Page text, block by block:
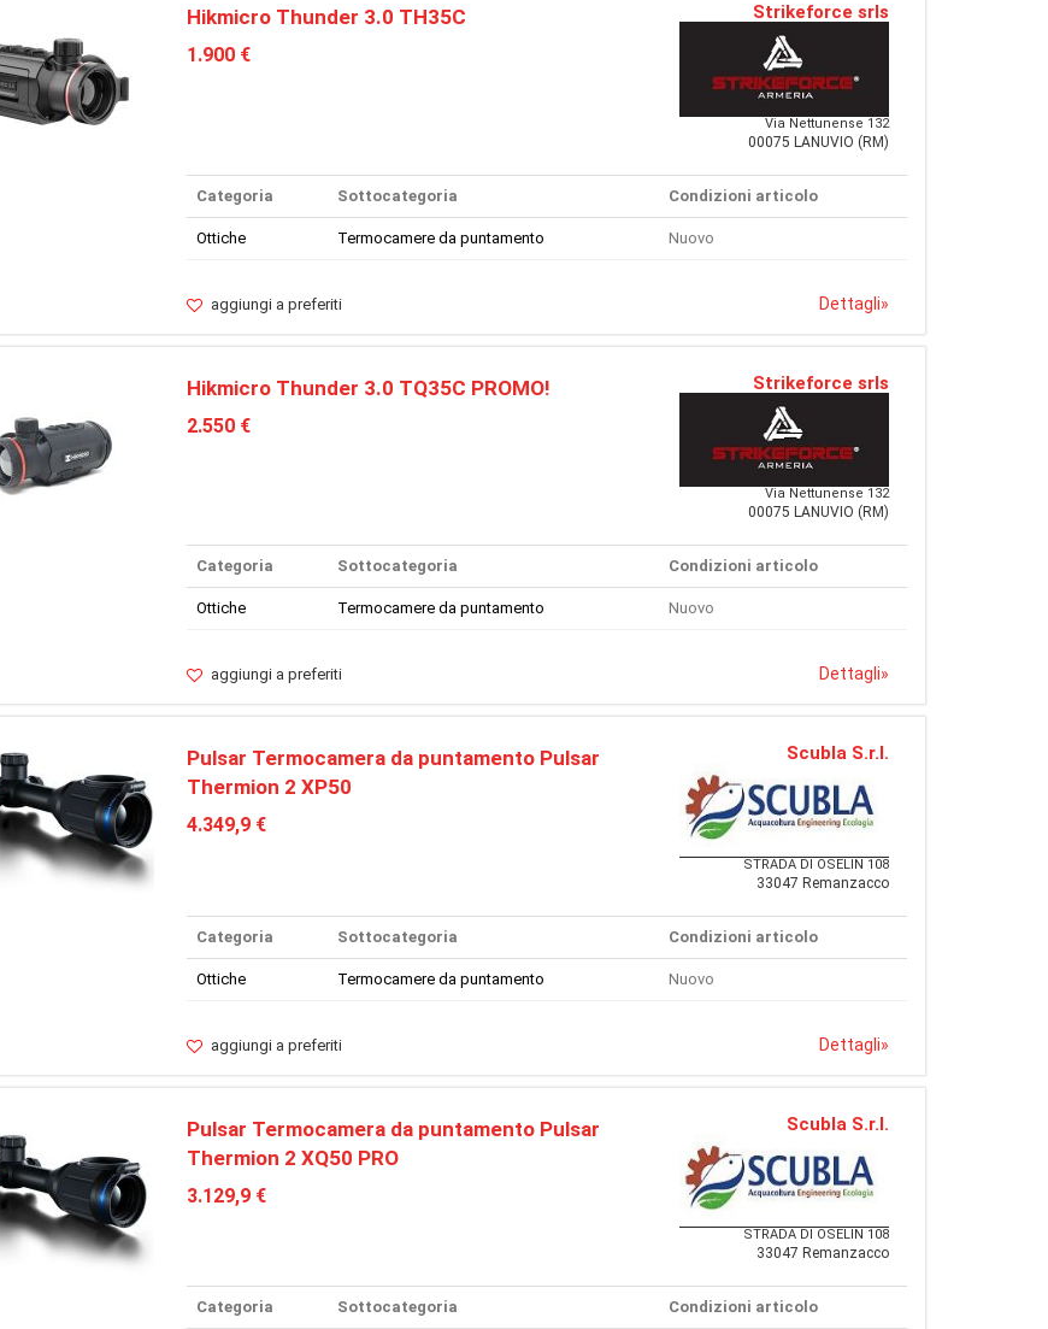
Hikmicro Thunder 3.0 TH35C
1.900 €
Strikeforce srls
Via Nettunense 132
00075 LANUVIO (RM)
Categoria Sottocategoria Condizioni articolo
Ottiche Termocamere da puntamento Nuovo
aggiungi a preferiti Dettagli»
Hikmicro Thunder 3.0 TQ35C PROMO!
2.550 €
Strikeforce srls
Via Nettunense 132
00075 LANUVIO (RM)
Categoria Sottocategoria Condizioni articolo
Ottiche Termocamere da puntamento Nuovo
aggiungi a preferiti Dettagli»
Pulsar Termocamera da puntamento Pulsar
Thermion 2 XP50
4.349,9 €
Scubla S.r.l.
STRADA DI OSELIN 108
33047 Remanzacco
Categoria Sottocategoria Condizioni articolo
Ottiche Termocamere da puntamento Nuovo
aggiungi a preferiti Dettagli»
Pulsar Termocamera da puntamento Pulsar
Thermion 2 XQ50 PRO
3.129,9 €
Scubla S.r.l.
STRADA DI OSELIN 108
33047 Remanzacco
Categoria Sottocategoria Condizioni articolo